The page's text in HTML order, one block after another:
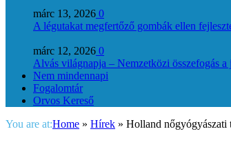
márc 13, 2026 0
A légutakat megfertőző gombák ellen
márc 12, 2026 0
Alvás világnapja – Nemzetközi összefogás a
Nem mindennapi
Fogalomtár
Orvos Kereső
You are at:Home » Hírek » Holland nőgyógyászati